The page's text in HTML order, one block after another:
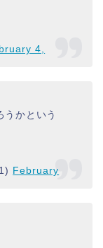
4,
うかという
February